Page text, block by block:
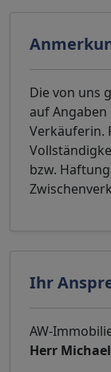
Die von uns
auf
Verkäuferin.
bzw.
Ihr
AW-
Herr